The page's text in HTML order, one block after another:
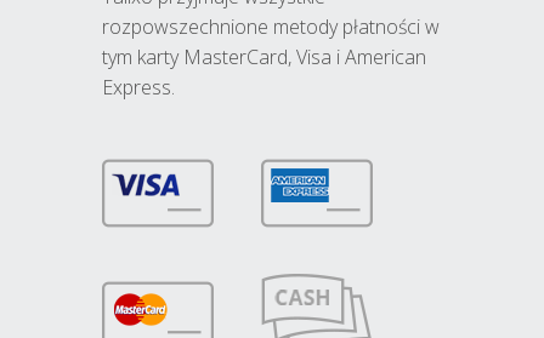
rozpowszechnione metody płatności w
tym karty MasterCard, Visa i American
Express.